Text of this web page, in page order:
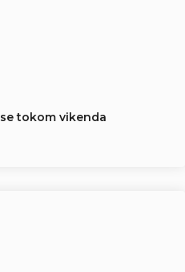
tokom vikenda